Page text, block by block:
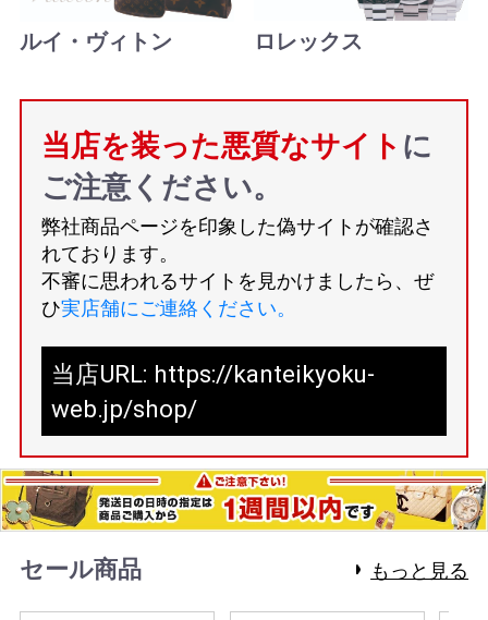
ルイ・ヴィトン ロレックス
当店を装った悪質なサイト に
ご注意ください。
弊社商品ページを印象した偽サイトが確認さ
れております。
不審に思われるサイトを見かけましたら、ぜ
ひ実店舗にご連絡ください。
当店URL: https://kanteikyoku-
web.jp/shop/
セール商品 もっと見る